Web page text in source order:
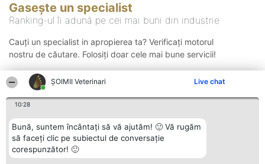
ȘOIMII Veterinari Live chat
10:28
Bună, suntem încântați să vă ajutăm! 🙂 Vă rugăm
să faceți clic pe subiectul de conversație
corespunzător! 🙂
Gasește un specialist
Ranking-ul îi adună pe cei mai buni din industrie
Cauți un specialist in apropierea ta? Verificați motorul
nostru de căutare. Folosiți doar cele mai bune servicii!